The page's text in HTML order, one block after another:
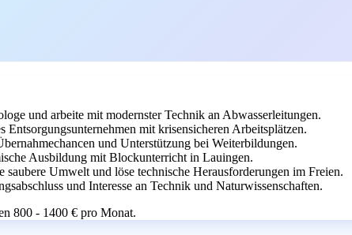
und arbeite mit modernster Technik an Abwasserleitungen.
Entsorgungsunternehmen mit krisensicheren Arbeitsplätzen.
und Unterstützung bei Weiterbildungen.
Ausbildung mit Blockunterricht in Lauingen.
saubere Umwelt und löse technische Herausforderungen im Freien.
und Interesse an Technik und Naturwissenschaften.
800 - 1400 € pro Monat.